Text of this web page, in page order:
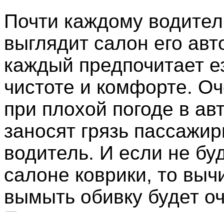
Почти каждому
выглядит салон его
каждый предпочитает
чистоте и комфорте.
при плохой погоде в
заносят грязь
водитель. И если не
салоне коврики, то
вымыть обивку будет